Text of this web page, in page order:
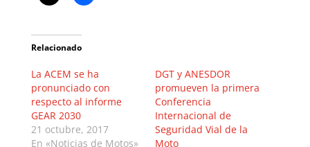
Relacionado
La ACEM se ha
pronunciado con
respecto al informe
GEAR 2030
21 octubre, 2017
En «Noticias de Motos»
DGT y ANESDOR
promueven la primera
Conferencia
Internacional de
Seguridad Vial de la
Moto